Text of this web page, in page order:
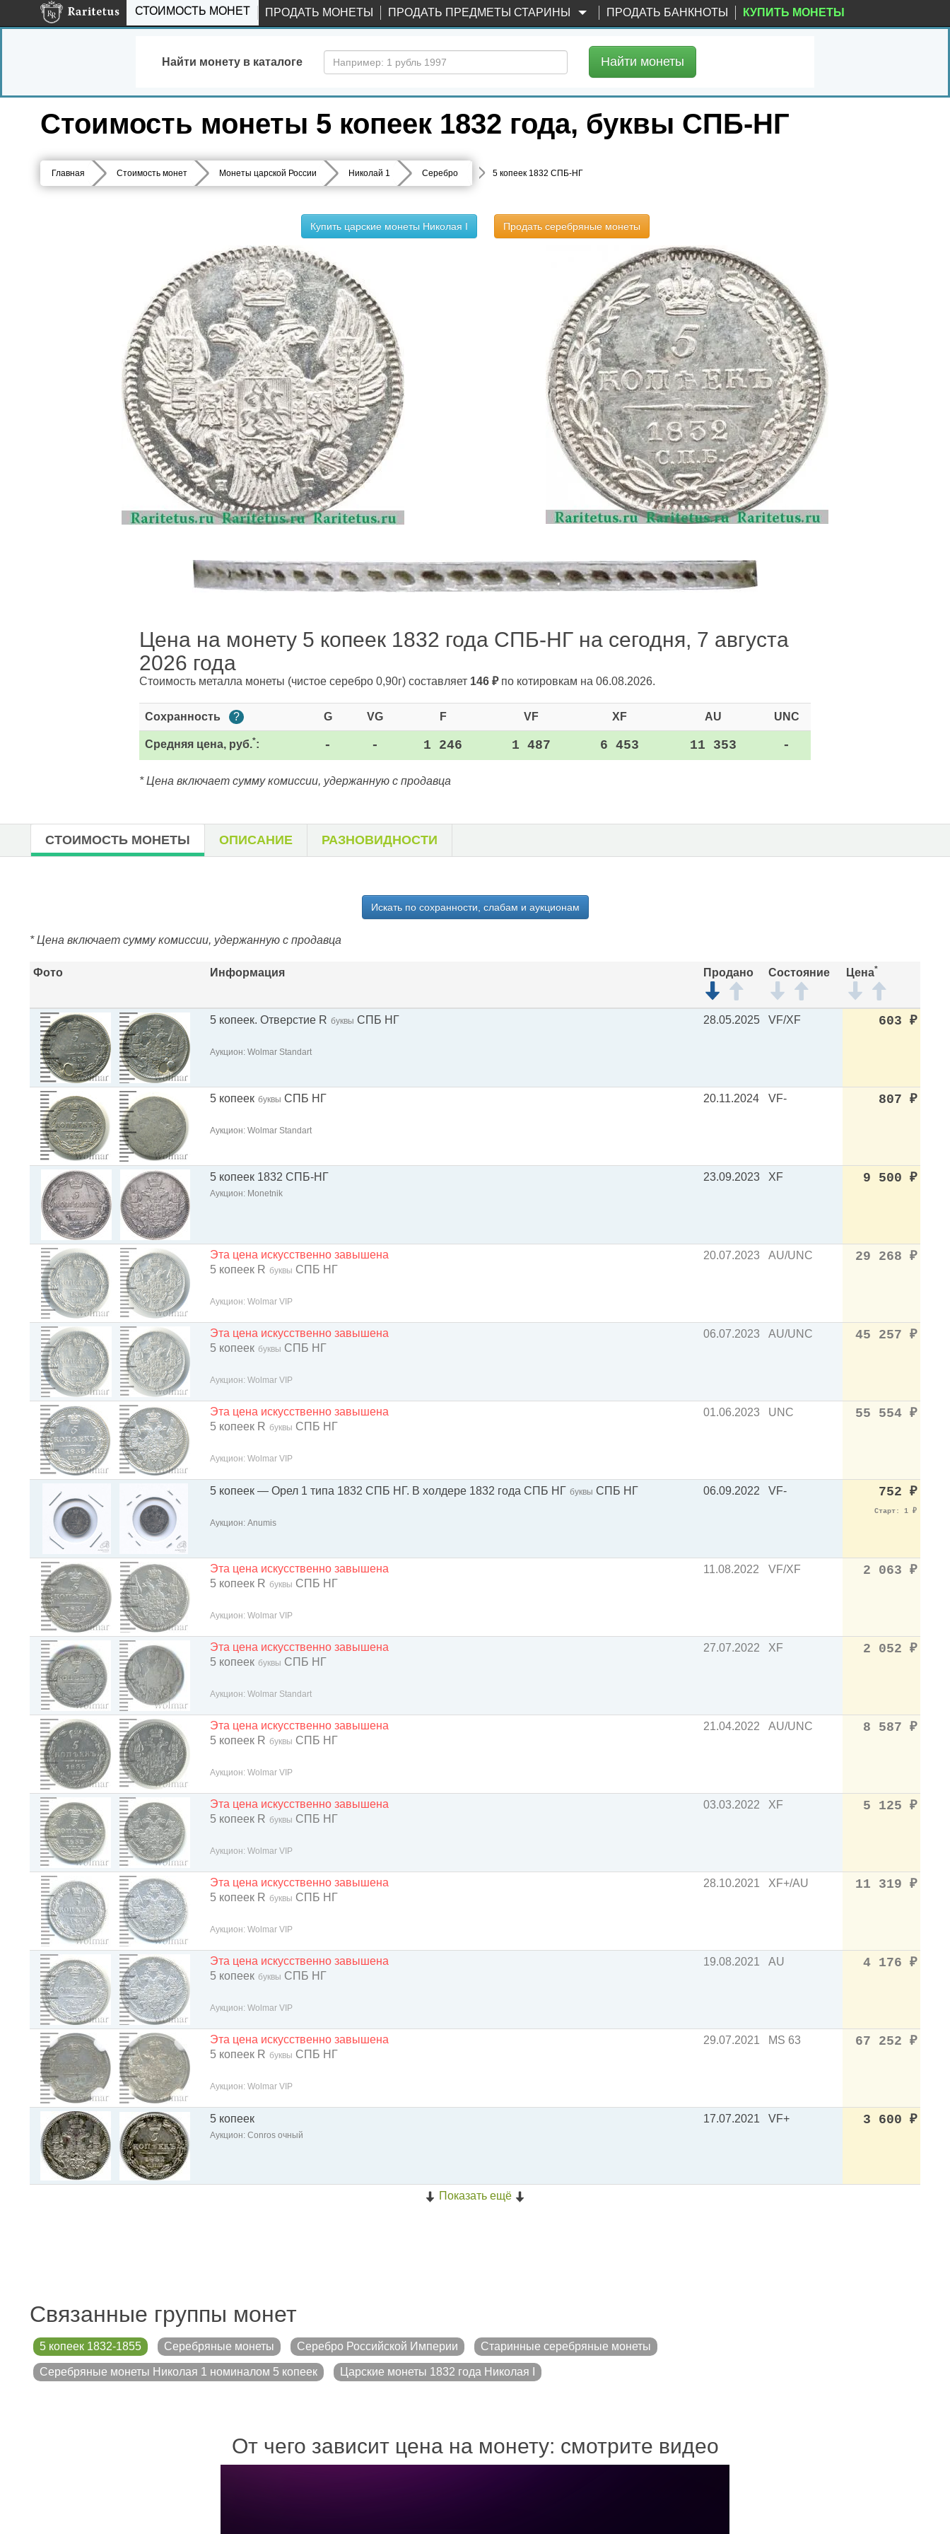
СТОИМОСТЬ МОНЕТ ПРОДАТЬ МОНЕТЫ ПРОДАТЬ ПРЕДМЕТЫ СТАРИНЫ ПРОДАТЬ БАНКНОТЫ КУПИТЬ МОНЕТЫ
Найти монету в каталоге Найти монеты
Стоимость монеты 5 копеек 1832 года, буквы СПБ-НГ
Главная Стоимость монет Монеты царской России Николай 1 Серебро 5 копеек 1832 СПБ-НГ
Купить царские монеты Николая I Продать серебряные монеты
Цена на монету 5 копеек 1832 года СПБ-НГ на сегодня, 7 августа
2026 года
Стоимость металла монеты (чистое серебро 0,90г) составляет 146 ₽по котировкам на 06.08.2026.
Сохранность ? G VG F VF XF AU UNC
Средняя цена, руб.*: - - 1 246 1 487 6 453 11 353 -
* Цена включает сумму комиссии, удержанную с продавца
СТОИМОСТЬ МОНЕТЫ ОПИСАНИЕ РАЗНОВИДНОСТИ
Искать по сохранности, слабам и аукционам
* Цена включает сумму комиссии, удержанную с продавца
Фото Информация Продано Состояние Цена*
5 копеек. Отверстие R буквы СПБ НГ
Аукцион: Wolmar Standart
28.05.2025 VF/XF 603 ₽
5 копеек буквы СПБ НГ
Аукцион: Wolmar Standart
20.11.2024 VF- 807 ₽
5 копеек 1832 СПБ-НГ
Аукцион: Monetnik
23.09.2023 XF 9 500 ₽
Эта цена искусственно завышена
5 копеек R буквы СПБ НГ
Аукцион: Wolmar VIP
20.07.2023 AU/UNC 29 268 ₽
Эта цена искусственно завышена
5 копеек буквы СПБ НГ
Аукцион: Wolmar VIP
06.07.2023 AU/UNC 45 257 ₽
Эта цена искусственно завышена
5 копеек R буквы СПБ НГ
Аукцион: Wolmar VIP
01.06.2023 UNC 55 554 ₽
5 копеек — Орел 1 типа 1832 СПБ НГ. В холдере 1832 года СПБ НГ буквы СПБ НГ
Аукцион: Anumis
06.09.2022 VF- 752 ₽
Старт: 1 ₽
Эта цена искусственно завышена
5 копеек R буквы СПБ НГ
Аукцион: Wolmar VIP
11.08.2022 VF/XF 2 063 ₽
Эта цена искусственно завышена
5 копеек буквы СПБ НГ
Аукцион: Wolmar Standart
27.07.2022 XF 2 052 ₽
Эта цена искусственно завышена
5 копеек R буквы СПБ НГ
Аукцион: Wolmar VIP
21.04.2022 AU/UNC 8 587 ₽
Эта цена искусственно завышена
5 копеек R буквы СПБ НГ
Аукцион: Wolmar VIP
03.03.2022 XF 5 125 ₽
Эта цена искусственно завышена
5 копеек R буквы СПБ НГ
Аукцион: Wolmar VIP
28.10.2021 XF+/AU 11 319 ₽
Эта цена искусственно завышена
5 копеек буквы СПБ НГ
Аукцион: Wolmar VIP
19.08.2021 AU 4 176 ₽
Эта цена искусственно завышена
5 копеек R буквы СПБ НГ
Аукцион: Wolmar VIP
29.07.2021 MS 63 67 252 ₽
5 копеек
Аукцион: Conros очный
17.07.2021 VF+ 3 600 ₽
Показать ещё
Связанные группы монет
5 копеек 1832-1855 Серебряные монеты Серебро Российской Империи Старинные серебряные монеты
Серебряные монеты Николая 1 номиналом 5 копеек Царские монеты 1832 года Николая I
От чего зависит цена на монету: смотрите видео